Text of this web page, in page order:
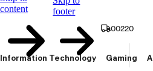
content
footer
00220
Information Technology Gaming